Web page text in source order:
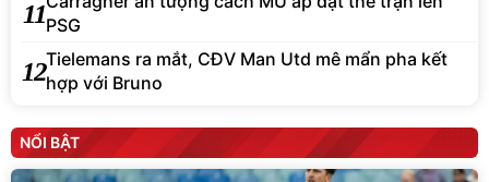
11PSG
12Tielemans ra mắt, CĐV Man Utd mê mẩn pha kết
hợp với Bruno
NỔI BẬT